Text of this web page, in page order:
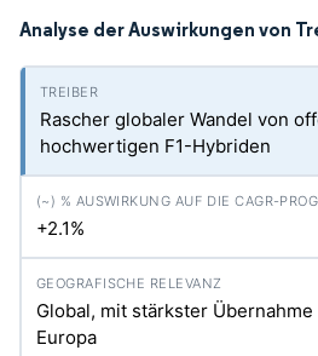
Analyse der Auswirkungen von
Rascher globaler Wandel von
hochwertigen F1-Hybriden
+2.1%
Global, mit stärkster
Europa